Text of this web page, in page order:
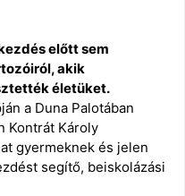
előtt sem
akik
életüket.
a Duna Palotában
Kontrát Károly
gyermeknek és jelen
segítő, beiskolázási